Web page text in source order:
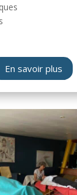
En savoir plus